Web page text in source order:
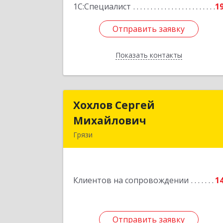
1С:Специалист
Отправить заявку
Показать контакты
Отправить заявку
Назад
Хохлов Сергей
Михайлович
Грязи
Клиентов на сопровождении
Отправить заявку
Хохлов Сергей
Отправить заявку